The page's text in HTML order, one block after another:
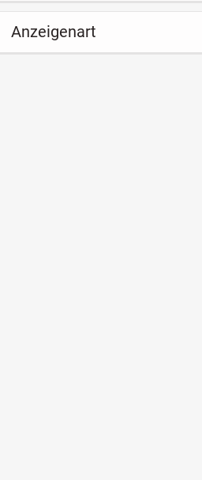
Anzeigenart